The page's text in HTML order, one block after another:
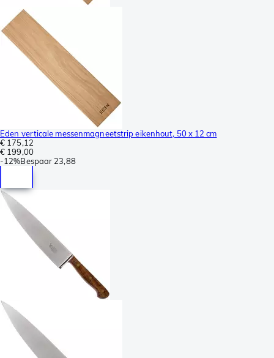
Eden verticale messenmagneetstrip eikenhout, 50 x 12 cm
€ 175,12
€ 199,00
-12%Bespaar 23,88